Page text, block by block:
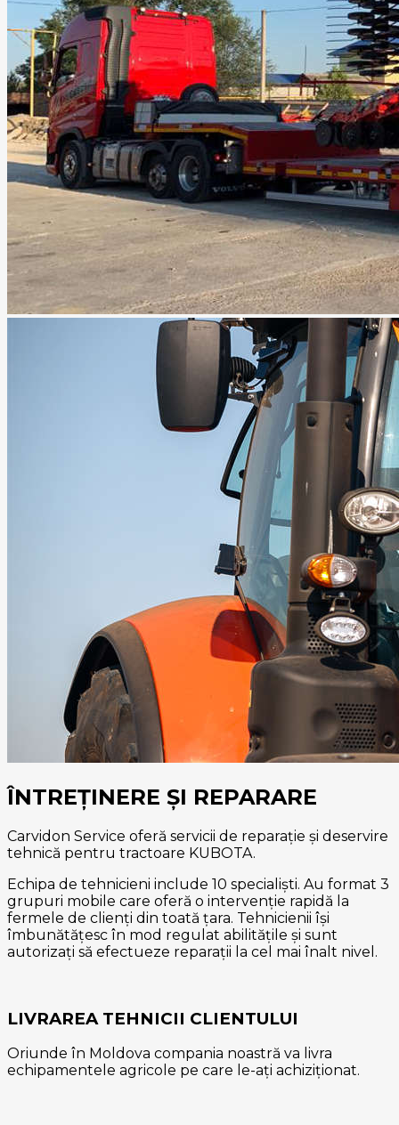
ÎNTREȚINERE ȘI REPARARE
Carvidon Service oferă servicii de reparație și deservire
tehnică pentru tractoare KUBOTA.
Echipa de tehnicieni include 10 specialiști. Au format 3
grupuri mobile care oferă o intervenție rapidă la
fermele de clienți din toată țara. Tehnicienii își
îmbunătățesc în mod regulat abilitățile și sunt
autorizați să efectueze reparații la cel mai înalt nivel.
LIVRAREA TEHNICII CLIENTULUI
Oriunde în Moldova compania noastră va livra
echipamentele agricole pe care le-ați achiziționat.